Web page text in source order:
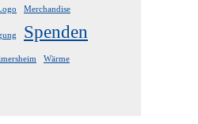
Merchandise
Spenden
Wärme